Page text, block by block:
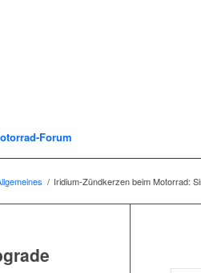
Forum
/ Iridium-Zündkerzen beim Motorrad: